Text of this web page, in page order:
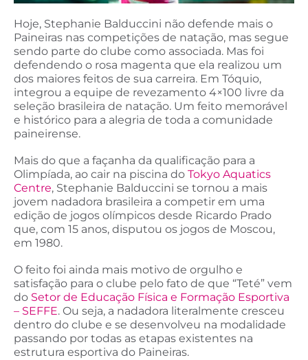
Hoje, Stephanie Balduccini não defende mais o
Paineiras nas competições de natação, mas segue
sendo parte do clube como associada. Mas foi
defendendo o rosa magenta que ela realizou um
dos maiores feitos de sua carreira. Em Tóquio,
integrou a equipe de revezamento 4×100 livre da
seleção brasileira de natação. Um feito memorável
e histórico para a alegria de toda a comunidade
paineirense.
Mais do que a façanha da qualificação para a
Olimpíada, ao cair na piscina do Tokyo Aquatics
Centre, Stephanie Balduccini se tornou a mais
jovem nadadora brasileira a competir em uma
edição de jogos olímpicos desde Ricardo Prado
que, com 15 anos, disputou os jogos de Moscou,
em 1980.
O feito foi ainda mais motivo de orgulho e
satisfação para o clube pelo fato de que “Teté” vem
do Setor de Educação Física e Formação Esportiva
– SEFFE. Ou seja, a nadadora literalmente cresceu
dentro do clube e se desenvolveu na modalidade
passando por todas as etapas existentes na
estrutura esportiva do Paineiras.